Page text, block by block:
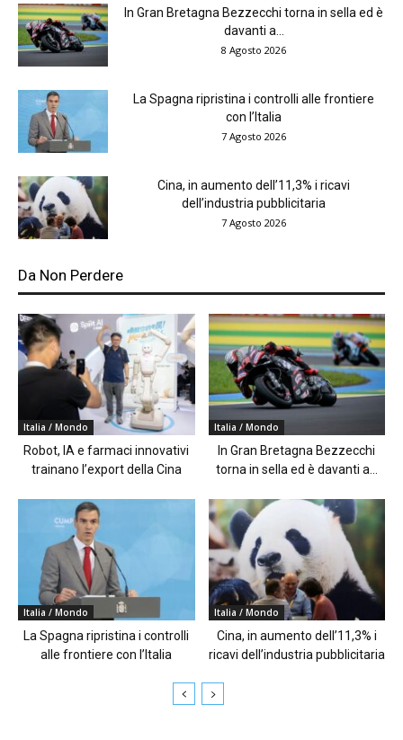
In Gran Bretagna Bezzecchi torna in sella ed è
davanti a...
8 Agosto 2026
La Spagna ripristina i controlli alle frontiere
con l’Italia
7 Agosto 2026
Cina, in aumento dell’11,3% i ricavi
dell’industria pubblicitaria
7 Agosto 2026
Da Non Perdere
Italia / Mondo
Robot, IA e farmaci innovativi
trainano l’export della Cina
Italia / Mondo
In Gran Bretagna Bezzecchi
torna in sella ed è davanti a...
Italia / Mondo
La Spagna ripristina i controlli
alle frontiere con l’Italia
Italia / Mondo
Cina, in aumento dell’11,3% i
ricavi dell’industria pubblicitaria